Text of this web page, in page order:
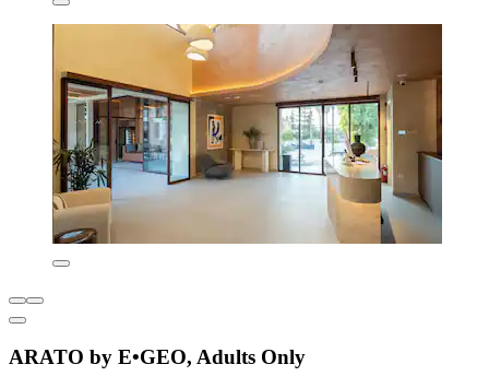
ARATO by E•GEO, Adults Only